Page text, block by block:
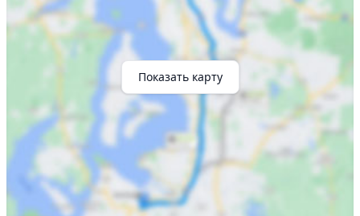
Показать карту